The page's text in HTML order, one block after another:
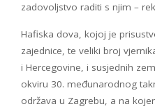
zadovoljstvo raditi s njim –
Hafiska dova, kojoj je
zajednice, te veliki broj
i Hercegovine, i susjednih
okviru 30. međunarodnog
održava u Zagrebu, a na